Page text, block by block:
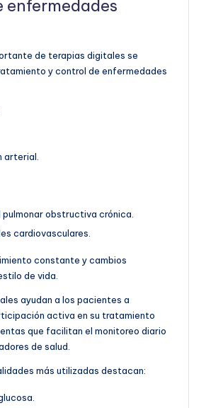
enfermedades
de terapias digitales se
y control de enfermedades
arterial.
pulmonar obstructiva crónica.
cardiovasculares.
constante y cambios
de vida.
ayudan a los pacientes a
activa en su tratamiento
que facilitan el monitoreo diario
de salud.
más utilizadas destacan: